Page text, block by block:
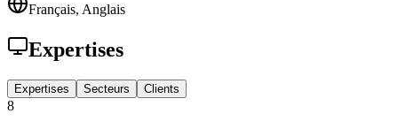
Français, Anglais
Expertises
Expertises Secteurs Clients
8